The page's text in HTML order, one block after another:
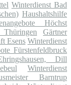
Winterdienst Bad
Haushaltshilfe
Höchst
Gärtner
Esens Winterdienst
Fürstenfeldbruck
Dill
Winterdienst
Barntrup